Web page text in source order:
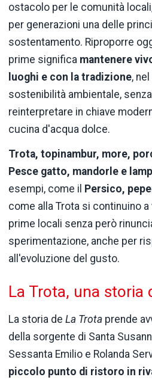
ostacolo per le comunità
per generazioni una delle
sostentamento. Riproporre
prime significa mantenere
luoghi e con la tradizione,
sostenibilità ambientale,
reinterpretare in chiave
cucina d'acqua dolce.
Trota, topinambur, more,
Pesce gatto, mandorle e
esempi, come il Persico,
come alla Trota si continuino
prime locali senza però
sperimentazione, anche per
all'evoluzione del gusto.
La Trota, una storia
La storia de La Trota prende
della sorgente di Santa
Sessanta Emilio e Rolanda
piccolo punto di ristoro in